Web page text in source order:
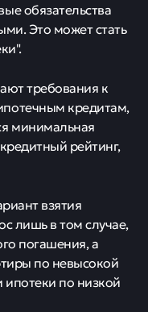
обязательства
Это может стать
требования к
кредитам,
минимальная
рейтинг,
взятия
лишь в том случае,
погашения, а
по невысокой
по низкой